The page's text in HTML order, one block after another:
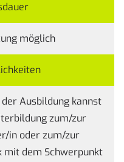
möglich
Ausbildung kannst
zum/zur
in oder zum/zur
mit dem Schwerpunkt